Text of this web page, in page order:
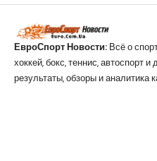
ЕвроСпорт Новости: Всё о
хоккей, бокс, теннис, автоспорт
результаты, обзоры и аналитика